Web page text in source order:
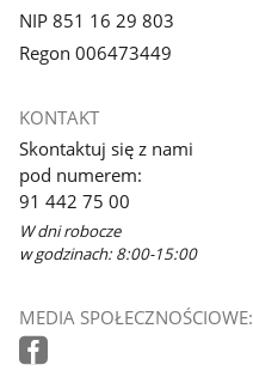
NIP 851 16 29 803
Regon 006473449
KONTAKT
Skontaktuj się z nami
pod numerem:
91 442 75 00
W dni robocze
w godzinach: 8:00-15:00
MEDIA SPOŁECZNOŚCIOWE: